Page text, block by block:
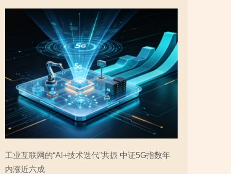
工业互联网的“AI+技术迭代”共振 中证5G指数年
内涨近六成